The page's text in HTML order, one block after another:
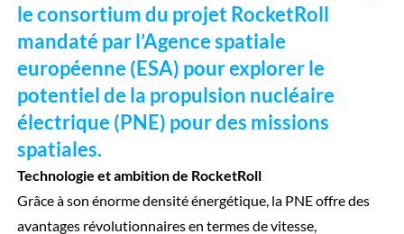
le consortium du projet RocketRoll
mandaté par l’Agence spatiale
européenne (ESA) pour explorer le
potentiel de la propulsion nucléaire
électrique (PNE) pour des missions
spatiales.
Technologie et ambition de RocketRoll
Grâce à son énorme densité énergétique, la PNE offre des
avantages révolutionnaires en termes de vitesse,